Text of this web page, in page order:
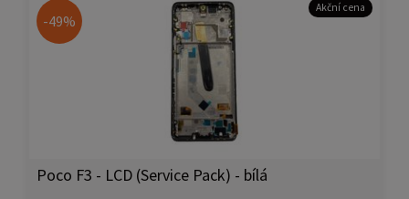
-49%
Akční cena
Poco F3 - LCD (Service Pack) - bílá